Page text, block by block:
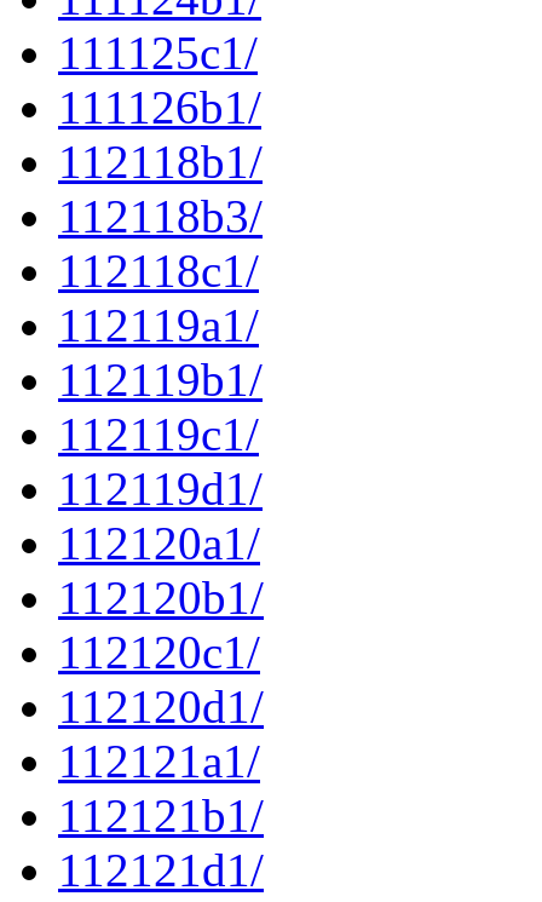
111125c1/
111126b1/
112118b1/
112118b3/
112118c1/
112119a1/
112119b1/
112119c1/
112119d1/
112120a1/
112120b1/
112120c1/
112120d1/
112121a1/
112121b1/
112121d1/